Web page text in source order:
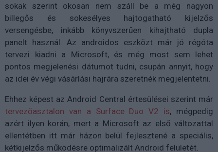
sokak szerint okosan nem száll be a még nagyon
billegős és sokesélyes hajtogatható kijelzős
versengésbe, inkább könyvszerűen kihajtható dupla
panelt használ. Az androidos eszközt már jó régóta
tervezi kiadni a Microsoft, és még most sem lehet
pontos megjelenési dátumot tudni, csupán annyit, hogy
az idei év végi vásárlási hajrára szeretnék megjelentetni.
Ehhez képest az Android Central értesülései szerint már
tervezőasztalon van a Surface Duo V2 is, mégpedig
azért ilyen korán, mert a Microsoft az első változattal
ellentétben itt már házon belül fejlesztené a speciális,
kétkijelzős működésre optimalizált Android felületét.